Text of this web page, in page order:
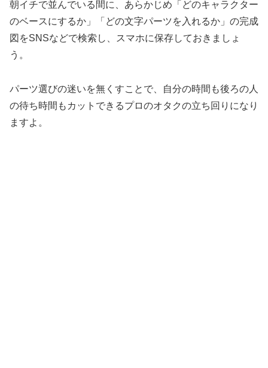
朝イチで並んでいる間に、あらかじめ「どのキャラクター
のベースにするか」「どの文字パーツを入れるか」の完成
図をSNSなどで検索し、スマホに保存しておきましょ
う。
パーツ選びの迷いを無くすことで、自分の時間も後ろの人
の待ち時間もカットできるプロのオタクの立ち回りになり
ますよ。